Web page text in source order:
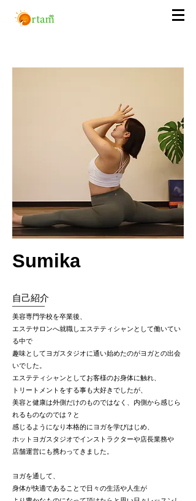
Sumika
自己紹介
美容専門学校を卒業後、
エステサロンへ就職しエステティシャンとして働いてい
る中で
趣味としてヨガスタジオに通い始めたのがヨガとの出会
いでした。
エステティシャンとしてお客様のお身体に触れ、
トリートメントをする事も大好きでしたが、
美容と健康は外側だけのものではなく、内側から感じら
れるものなのでは？と
感じるようになり本格的にヨガを学びはじめ、
ホットヨガスタジオでインストラクターや店長業務や
店舗運営にも携わってきました。
ヨガを通して、
身体が快適であることで日々の生活や人生が